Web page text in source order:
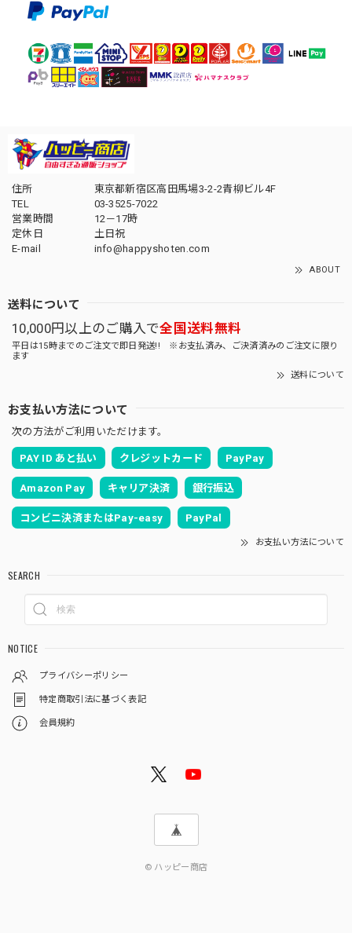
住所
東京都新宿区高田馬場3-2-2青柳ビル4F
TEL
03-3525-7022
営業時間
12－17時
定休日
土日祝
E-mail
info@happyshoten.com
ABOUT
送料について
10,000円以上のご購入で全国送料無料
平日は15時までのご注文で即日発送!! ※お支払済み、ご決済済みのご注文に限り
ます
送料について
お支払い方法について
次の方法がご利用いただけます。
PAY ID あと払い クレジットカード PayPay
Amazon Pay キャリア決済 銀行振込
コンビニ決済またはPay-easy PayPal
お支払い方法について
SEARCH
NOTICE
プライバシーポリシー
特定商取引法に基づく表記
会員規約
© ハッピー商店